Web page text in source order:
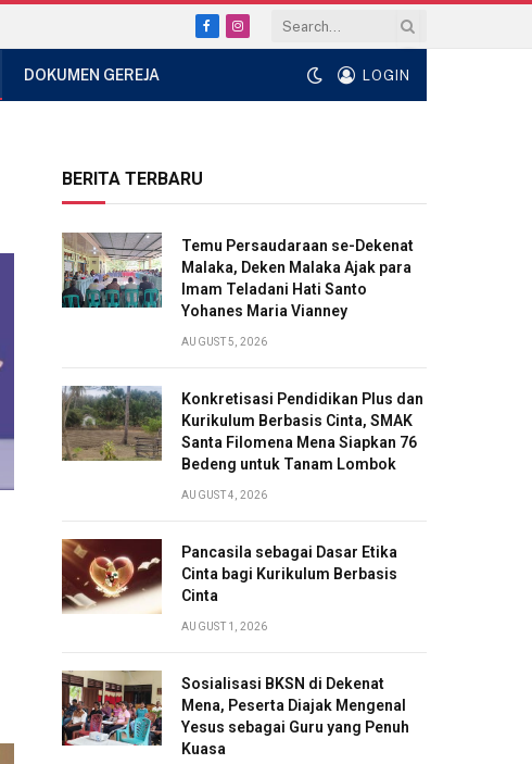
FacebookInstagram
DOKUMEN GEREJA LOGIN
BERITA TERBARU
Temu Persaudaraan se-Dekenat
Malaka, Deken Malaka Ajak para
Imam Teladani Hati Santo
Yohanes Maria Vianney
AUGUST 5, 2026
Konkretisasi Pendidikan Plus dan
Kurikulum Berbasis Cinta, SMAK
Santa Filomena Mena Siapkan 76
Bedeng untuk Tanam Lombok
AUGUST 4, 2026
Pancasila sebagai Dasar Etika
Cinta bagi Kurikulum Berbasis
Cinta
AUGUST 1, 2026
Sosialisasi BKSN di Dekenat
Mena, Peserta Diajak Mengenal
Yesus sebagai Guru yang Penuh
Kuasa